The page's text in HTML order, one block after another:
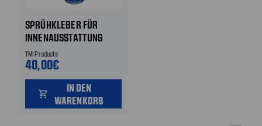
SPRÜHKLEBER FÜR
INNENAUSSTATTUNG
TMI Products
40,00€
shopping_cart
IN DEN
WARENKORB